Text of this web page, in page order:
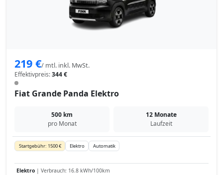
219 €/ mtl. inkl. MwSt.
Effektivpreis:344 €
Fiat Grande Panda Elektro
500 km
pro Monat
12 Monate
Laufzeit
Startgebühr: 1500 € Elektro Automatik
Elektro | Verbrauch: 16.8 kWh/100km